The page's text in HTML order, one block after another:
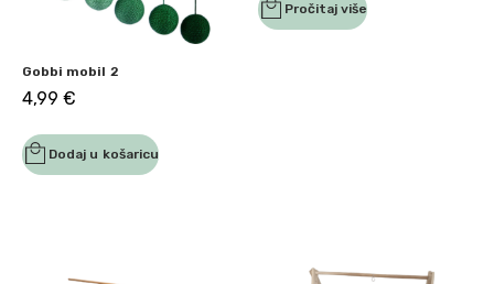
Gobbi mobil 2
4,99€
Dodaj u košaricu
Pročitaj više